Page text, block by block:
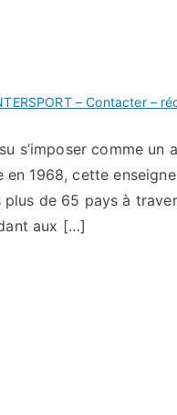
– Contacter –
s’imposer comme un
1968, cette
de 65 pays à
aux […]